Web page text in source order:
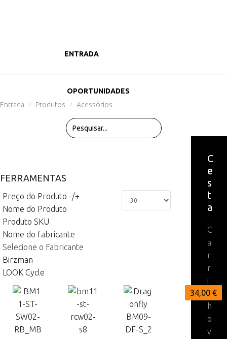
ENTRADA
OPORTUNIDADES
Entrada
/ Produtos / Acessórios
FERRAMENTAS
Preço do Produto -/+
Nome do Produto
Produto SKU
Nome do fabricante
Selecione o Fabricante
Birzman
LOOK Cycle
73,99 €
45,00 €
34,00 €
C
e
s
t
a
C
a
r
r
i
n
h
o
v